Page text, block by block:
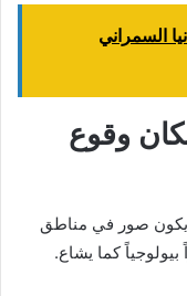
السمراني
وقوع
يكون صور في مناطق
كما يشاع.